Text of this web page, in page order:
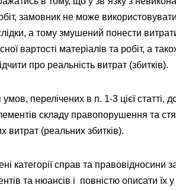
замовник не може
а тому змушений понести
вартості матеріалів та робіт, а
про реальність витрат (збитків).
перелічених в п. 1-3 цієї статті,
складу правопорушення та
витрат (реальних збитків).
категорії справ та
та нюансів і повністю описати їх